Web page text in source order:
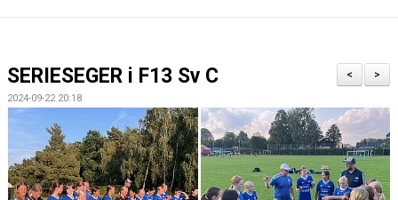
BILDGALLERI
DOKUMENT
>
<
SERIESEGER i F13 Sv C
2024-09-22 20:18